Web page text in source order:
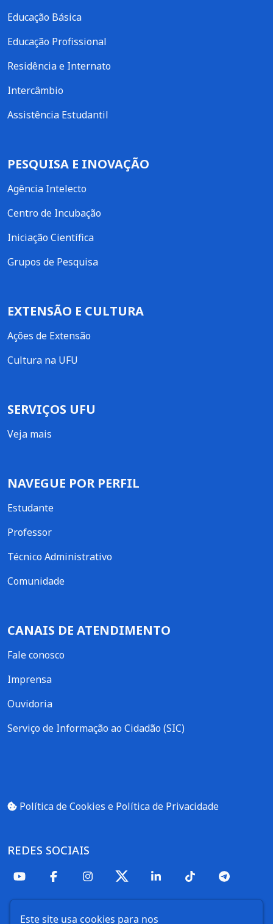
Educação Básica
Educação Profissional
Residência e Internato
Intercâmbio
Assistência Estudantil
PESQUISA E INOVAÇÃO
Agência Intelecto
Centro de Incubação
Iniciação Científica
Grupos de Pesquisa
EXTENSÃO E CULTURA
Ações de Extensão
Cultura na UFU
SERVIÇOS UFU
Veja mais
NAVEGUE POR PERFIL
Estudante
Professor
Técnico Administrativo
Comunidade
CANAIS DE ATENDIMENTO
Fale conosco
Imprensa
Ouvidoria
Serviço de Informação ao Cidadão (SIC)
Política de Cookies e Política de Privacidade
REDES SOCIAIS
Este site usa cookies para nos